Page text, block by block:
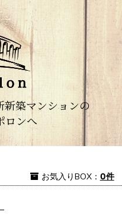
新築マンションの
ロンへ
お気入りBOX： 0件